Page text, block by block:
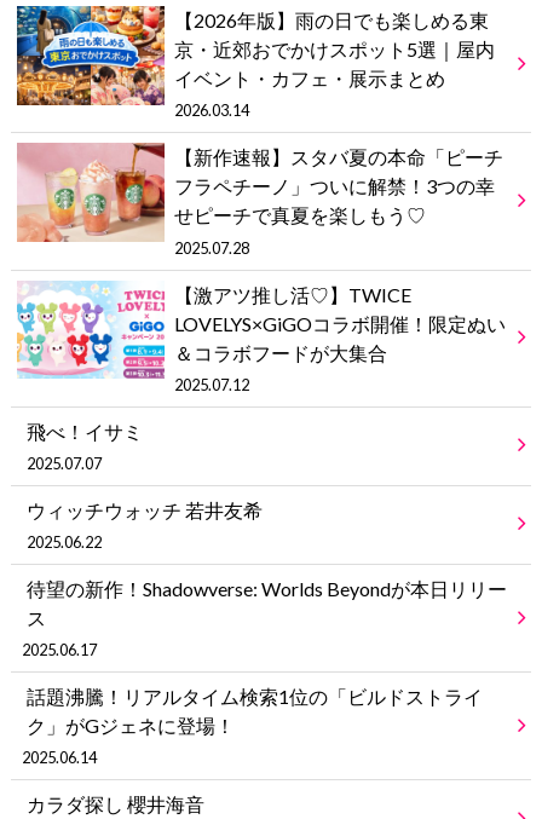
【2026年版】雨の日でも楽しめる東
京・近郊おでかけスポット5選｜屋内
イベント・カフェ・展示まとめ
2026.03.14
【新作速報】スタバ夏の本命「ピーチ
フラペチーノ」ついに解禁！3つの幸
せピーチで真夏を楽しもう♡
2025.07.28
【激アツ推し活♡】TWICE
LOVELYS×GiGOコラボ開催！限定ぬい
＆コラボフードが大集合
2025.07.12
飛べ！イサミ
2025.07.07
ウィッチウォッチ 若井友希
2025.06.22
待望の新作！Shadowverse: Worlds Beyondが本日リリー
ス
2025.06.17
話題沸騰！リアルタイム検索1位の「ビルドストライ
ク」がGジェネに登場！
2025.06.14
カラダ探し 櫻井海音